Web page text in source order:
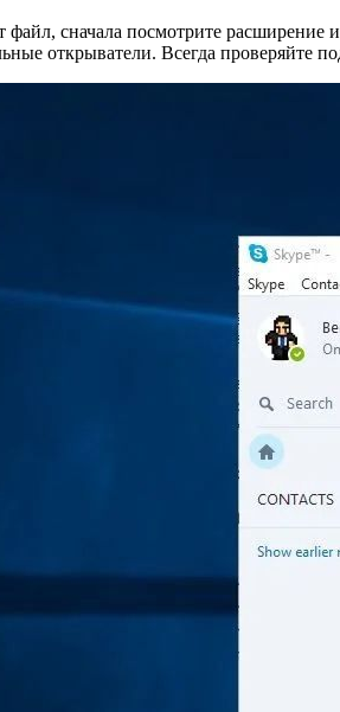
файл, сначала посмотрите
открыватели. Всегда проверяйте